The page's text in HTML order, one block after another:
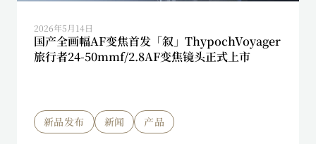
2026年5月14日
国产全画幅AF变焦首发「叙」ThypochVoyager
旅行者24-50mmf/2.8AF变焦镜头正式上市
新品发布 新闻 产品